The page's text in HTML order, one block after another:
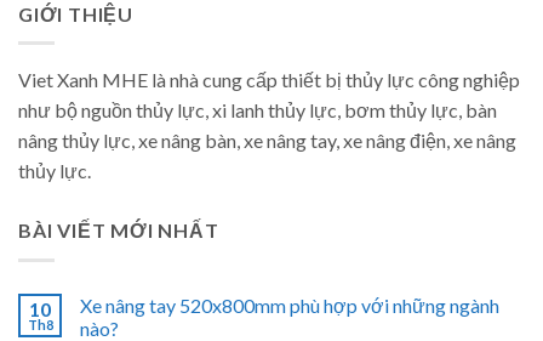
GIỚI THIỆU
Viet Xanh MHE là nhà cung cấp thiết bị thủy lực công nghiệp
như bộ nguồn thủy lực, xi lanh thủy lực, bơm thủy lực, bàn
nâng thủy lực, xe nâng bàn, xe nâng tay, xe nâng điện, xe nâng
thủy lực.
BÀI VIẾT MỚI NHẤT
10
Th8
Xe nâng tay 520x800mm phù hợp với những ngành
nào?